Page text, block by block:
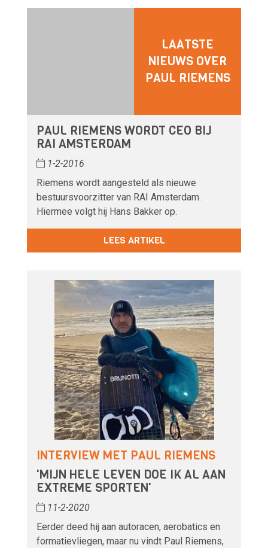
LAATSTE
NIEUWS OVER
PAUL RIEMENS
PAUL RIEMENS WORDT CEO BIJ
RAI AMSTERDAM
1-2-2016
Riemens wordt aangesteld als nieuwe
bestuursvoorzitter van RAI Amsterdam.
Hiermee volgt hij Hans Bakker op.
LEES ARTIKEL
INTERVIEW MET PAUL RIEMENS
'MIJN HELE LEVEN DOE IK AL AAN
EXTREME SPORTEN'
11-2-2020
Eerder deed hij aan autoracen, aerobatics en
formatievliegen, maar nu vindt Paul Riemens,